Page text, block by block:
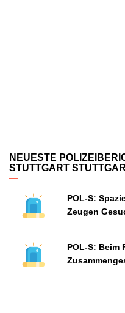
NEUESTE
STUTTGART
POL-S:
Zeugen
POL-S: Beim